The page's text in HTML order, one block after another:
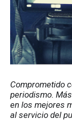
Comprometido
periodismo.
en los mejores
al servicio del